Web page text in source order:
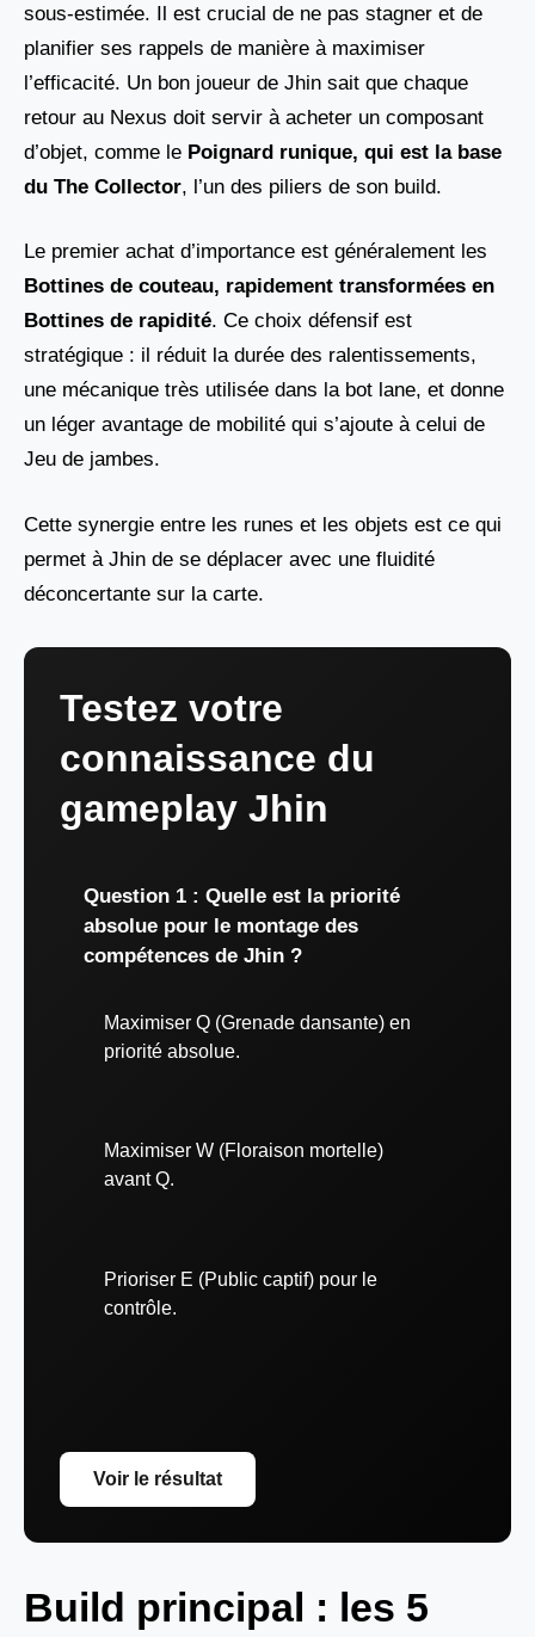
sous-estimée. Il est crucial de ne pas stagner et de
planifier ses rappels de manière à maximiser
l’efficacité. Un bon joueur de Jhin sait que chaque
retour au Nexus doit servir à acheter un composant
d’objet, comme le Poignard runique, qui est la base
du The Collector, l’un des piliers de son build.
Le premier achat d’importance est généralement les
Bottines de couteau, rapidement transformées en
Bottines de rapidité. Ce choix défensif est
stratégique : il réduit la durée des ralentissements,
une mécanique très utilisée dans la bot lane, et donne
un léger avantage de mobilité qui s’ajoute à celui de
Jeu de jambes.
Cette synergie entre les runes et les objets est ce qui
permet à Jhin de se déplacer avec une fluidité
déconcertante sur la carte.
Testez votre
connaissance du
gameplay Jhin
Question 1 : Quelle est la priorité
absolue pour le montage des
compétences de Jhin ?
Maximiser Q (Grenade dansante) en
priorité absolue.
Maximiser W (Floraison mortelle)
avant Q.
Prioriser E (Public captif) pour le
contrôle.
Voir le résultat
Build principal : les 5